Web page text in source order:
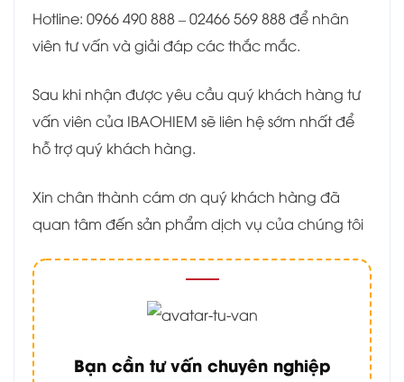
Hotline: 0966 490 888 – 02466 569 888 để nhân
viên tư vấn và giải đáp các thắc mắc.
Sau khi nhận được yêu cầu quý khách hàng tư
vấn viên của IBAOHIEM sẽ liên hệ sớm nhất để
hỗ trợ quý khách hàng.
Xin chân thành cám ơn quý khách hàng đã
quan tâm đến sản phẩm dịch vụ của chúng tôi
Bạn cần tư vấn chuyên nghiệp